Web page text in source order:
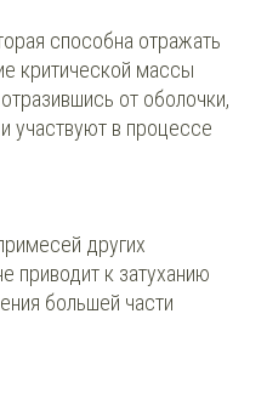
способна отражать
критической массы
от оболочки,
участвуют в процессе
других
приводит к затуханию
большей части